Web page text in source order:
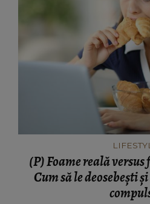
(P) Foame reală
Cum să le deosebești